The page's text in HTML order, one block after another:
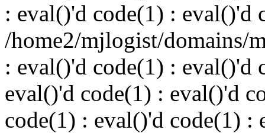
: eval()'d code(1) : eval()'d
/home2/mjlogist/domains/
: eval()'d code(1) : eval()'d
eval()'d code(1) : eval()'d
code(1) : eval()'d code(1) :